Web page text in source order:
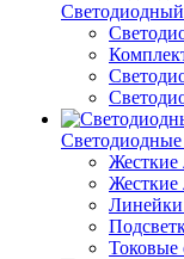
Жесткие
Жесткие
Токовые